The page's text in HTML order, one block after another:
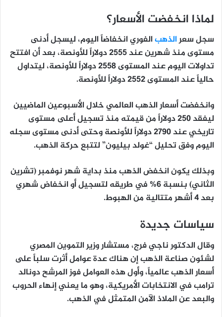
لماذا انخفضت الأسعار؟
سجل سعرالذهبالفوري انخفاضاً اليوم، ليسجل أدنى
مستوى منذ شهرين عند 2555 دولاراً للأونصة، بعد أن افتتح
تداولات اليوم عند المستوى 2558 دولاراً للأونصة، ليتداول
حالياً عند المستوى 2552 دولاراً للأونصة.
وانخفضت أسعار الذهب العالمي خلال الأسبوعين الماضيين
ليفقد 250 دولاراً من قيمته منذ تسجيل أعلى مستوى
تاريخي عند 2790 دولاراً للأونصة وحتى أدنى مستوى سجله
اليوم وفق تحليل “غولد بيليون” لتتبع حركة الذهب.
وبذلك يكون انخفض الذهب منذ بداية شهر نوفمبر (تشرين
الثاني) بنسبة 6% في طريقه لتسجيل أو انخفاض شهري
بعد 4 أشهر متتالية من الهبوط.
سياسات جديدة
وقال الدكتور ناجي فرج، مستشار وزير التموين المصري
لشئون صناعة الذهب إن هناك عدة عوامل أثرت سلباً على
أسعار الذهب عالمياً، وأول هذه العوامل فوز المرشح دونالد
ترامب في الانتخابات الأمريكية، وهو ما يعني إنهاء الحروب
والبعد عن الملاذ الآمن المتمثل في الذهب.